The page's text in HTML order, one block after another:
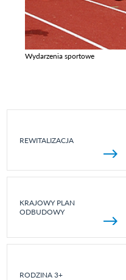
Wydarzenia sportowe
REWITALIZACJA
KRAJOWY PLAN
ODBUDOWY
RODZINA 3+